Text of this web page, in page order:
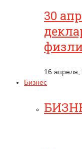
30
16 апреля,
Бизнес